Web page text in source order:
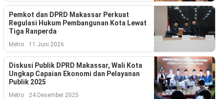
Metro
Daerah
Hukum & HAM
Ekonomi
Pendidikan
Pemkot dan DPRD Makassar Perkuat
Regulasi Hukum Pembangunan Kota Lewat
Tiga Ranperda
Metro 11 Juni 2026
Diskusi Publik DPRD Makassar, Wali Kota
Ungkap Capaian Ekonomi dan Pelayanan
Publik 2025
Metro 24 Desember 2025